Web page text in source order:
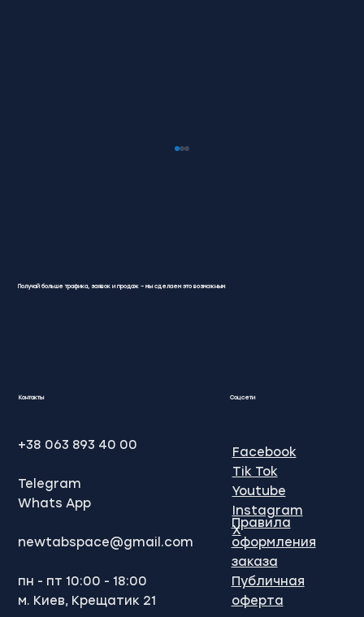
Получай больше трафика, заявок и продаж – мы сделаем это возможным
Контакты
+38 063 893 40 00
Telegram
Whats App
newtabspace@gmail.com
пн - пт 10:00 - 18:00
м. Киев, Крещатик 21
Соцсети
Facebook
Tik Tok
Youtube
Instagram
X
Правила
оформления
заказа
Публичная
оферта